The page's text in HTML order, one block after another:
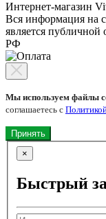
Интернет-магазин
Вся информация на
является публичной
РФ
Мы используем файлы
соглашаетесь с
Принять
×
Быстрый